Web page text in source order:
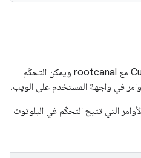
يتوافق تنفيذ بلوتوث في Cuttlefish مع rootcanal ويمكن التحكّم
في واجهة المستخدم على الويب.
التي تتيح التحكّم في البلوتوث